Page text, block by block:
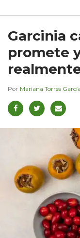
Garcinia
promete
Mariana Torres García